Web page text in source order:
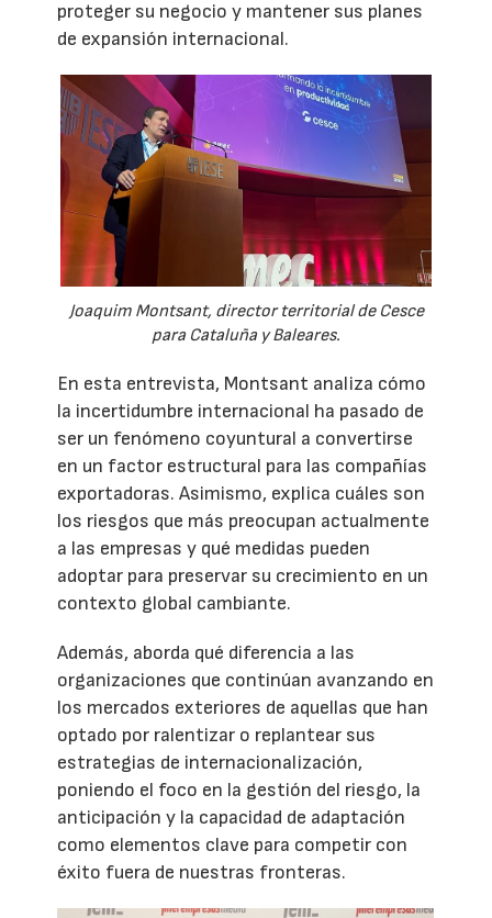
proteger su negocio y mantener sus planes
de expansión internacional.
Joaquim Montsant, director territorial de Cesce
para Cataluña y Baleares.
En esta entrevista, Montsant analiza cómo
la incertidumbre internacional ha pasado de
ser un fenómeno coyuntural a convertirse
en un factor estructural para las compañías
exportadoras. Asimismo, explica cuáles son
los riesgos que más preocupan actualmente
a las empresas y qué medidas pueden
adoptar para preservar su crecimiento en un
contexto global cambiante.
Además, aborda qué diferencia a las
organizaciones que continúan avanzando en
los mercados exteriores de aquellas que han
optado por ralentizar o replantear sus
estrategias de internacionalización,
poniendo el foco en la gestión del riesgo, la
anticipación y la capacidad de adaptación
como elementos clave para competir con
éxito fuera de nuestras fronteras.